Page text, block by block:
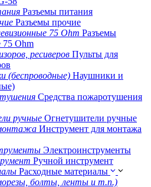
Разъемы питания
Разъемы прочие
Разъемы
75 Ohm
Пульты для
Наушники и
Средства пожаротушения
Огнетушители ручные
Инструмент для монтажа
Электроинструменты
Ручной инструмент
Расходные материалы